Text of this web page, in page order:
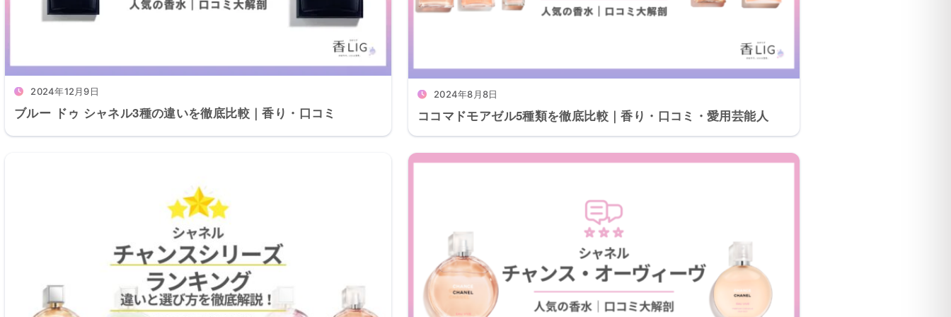
2024年12月9日
ブルー ドゥ シャネル3種の違いを徹底比較｜香り・口コミ
2024年8月8日
ココマドモアゼル5種類を徹底比較｜香り・口コミ・愛用芸能人